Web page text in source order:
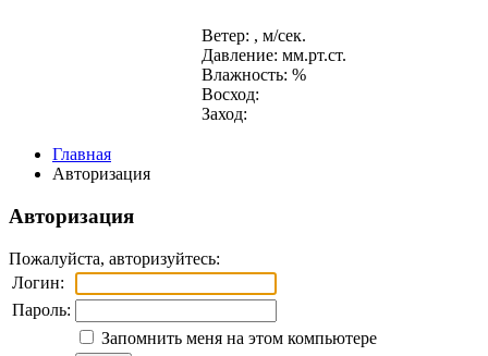
Ветер: , м/сек.
Давление: мм.рт.ст.
Влажность: %
Восход:
Заход:
Главная
Авторизация
Авторизация
Пожалуйста, авторизуйтесь:
Логин:
Пароль:
Запомнить меня на этом компьютере